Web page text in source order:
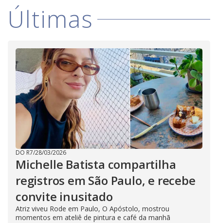
Últimas
DO R7/28/03/2026
Michelle Batista compartilha
registros em São Paulo, e recebe
convite inusitado
Atriz viveu Rode em Paulo, O Apóstolo, mostrou
momentos em ateliê de pintura e café da manhã